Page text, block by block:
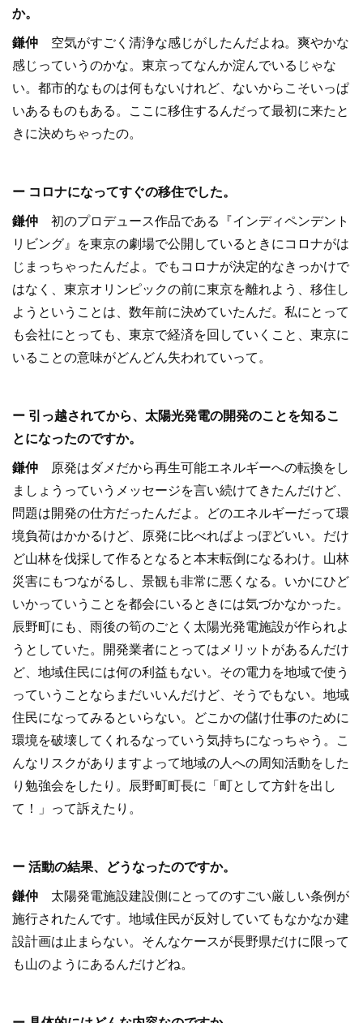
か。
鎌仲 空気がすごく清浄な感じがしたんだよね。爽やかな
感じっていうのかな。東京ってなんか淀んでいるじゃな
い。都市的なものは何もないけれど、ないからこそいっぱ
いあるものもある。ここに移住するんだって最初に来たと
きに決めちゃったの。
ー コロナになってすぐの移住でした。
鎌仲 初のプロデュース作品である『インディペンデント
リビング』を東京の劇場で公開しているときにコロナがは
じまっちゃったんだよ。でもコロナが決定的なきっかけで
はなく、東京オリンピックの前に東京を離れよう、移住し
ようということは、数年前に決めていたんだ。私にとって
も会社にとっても、東京で経済を回していくこと、東京に
いることの意味がどんどん失われていって。
ー 引っ越されてから、太陽光発電の開発のことを知るこ
とになったのですか。
鎌仲 原発はダメだから再生可能エネルギーへの転換をし
ましょうっていうメッセージを言い続けてきたんだけど、
問題は開発の仕方だったんだよ。どのエネルギーだって環
境負荷はかかるけど、原発に比べればよっぽどいい。だけ
ど山林を伐採して作るとなると本末転倒になるわけ。山林
災害にもつながるし、景観も非常に悪くなる。いかにひど
いかっていうことを都会にいるときには気づかなかった。
辰野町にも、雨後の筍のごとく太陽光発電施設が作られよ
うとしていた。開発業者にとってはメリットがあるんだけ
ど、地域住民には何の利益もない。その電力を地域で使う
っていうことならまだいいんだけど、そうでもない。地域
住民になってみるといらない。どこかの儲け仕事のために
環境を破壊してくれるなっていう気持ちになっちゃう。こ
んなリスクがありますよって地域の人への周知活動をした
り勉強会をしたり。辰野町町長に「町として方針を出し
て！」って訴えたり。
ー 活動の結果、どうなったのですか。
鎌仲 太陽発電施設建設側にとってのすごい厳しい条例が
施行されたんです。地域住民が反対していてもなかなか建
設計画は止まらない。そんなケースが長野県だけに限って
も山のようにあるんだけどね。